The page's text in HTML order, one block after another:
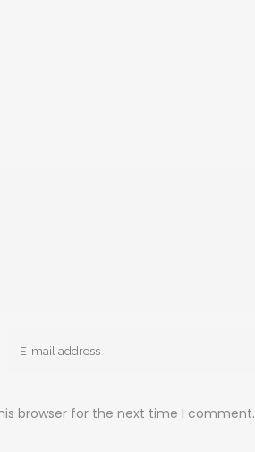
browser for the next time I comment.